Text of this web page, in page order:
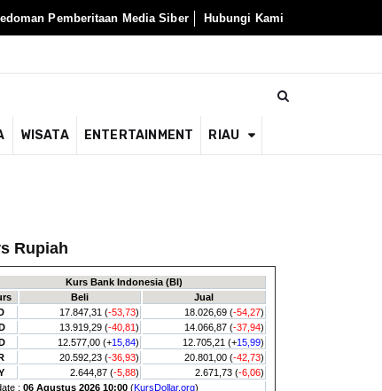
Pemberitaan Media Siber Hubungi Kami
WISATA ENTERTAINMENT RIAU
Rupiah